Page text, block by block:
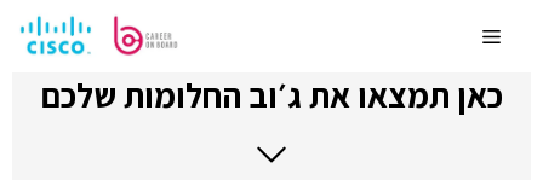
לתוכןMenu
כאן תמצאו את ג׳וב החלומות שלכם